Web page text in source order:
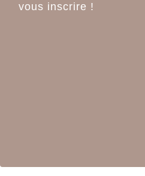
vous inscrire !